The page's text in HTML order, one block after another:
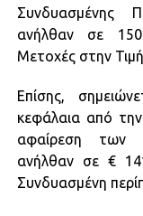
Συνδυασμένης
ανήλθαν σε
Μετοχές στην
Επίσης,
κεφάλαια από
αφαίρεση των
ανήλθαν σε €
Συνδυασμένη